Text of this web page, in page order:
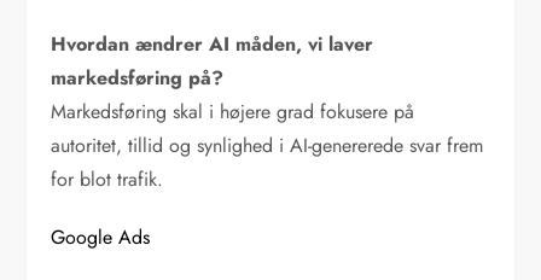
Hvordan ændrer AI måden, vi laver
markedsføring på?
Markedsføring skal i højere grad fokusere på
autoritet, tillid og synlighed i AI-genererede svar frem
for blot trafik.
Google Ads